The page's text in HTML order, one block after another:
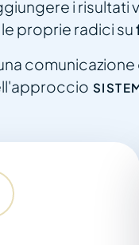
i risultati
proprie radici su